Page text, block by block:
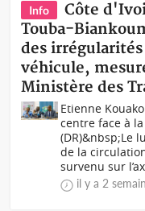
Info
Côte
Touba-
des
véhicule,
Ministère des
Etienne
centre face à
(DR)&nbsp;Le
de la
survenu sur
il y a 2